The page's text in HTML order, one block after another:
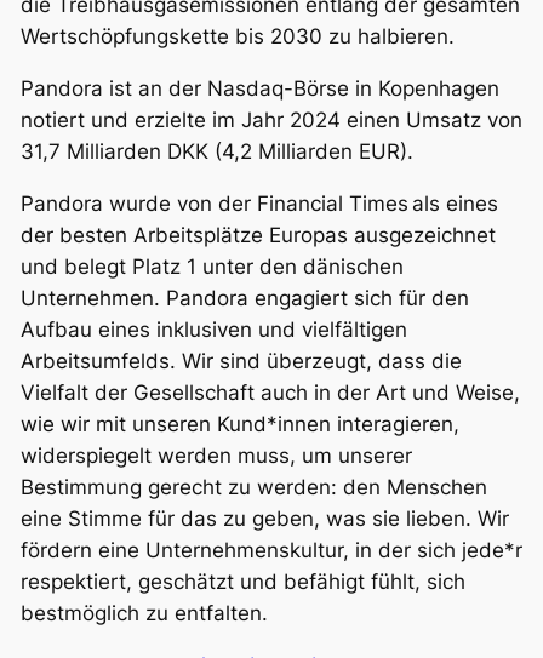
die Treibhausgasemissionen entlang der gesamten
Wertschöpfungskette bis 2030 zu halbieren.
Pandora ist an der Nasdaq-Börse in Kopenhagen
notiert und erzielte im Jahr 2024 einen Umsatz von
31,7 Milliarden DKK (4,2 Milliarden EUR).
Pandora wurde von der Financial Times als eines
der besten Arbeitsplätze Europas ausgezeichnet
und belegt Platz 1 unter den dänischen
Unternehmen. Pandora engagiert sich für den
Aufbau eines inklusiven und vielfältigen
Arbeitsumfelds. Wir sind überzeugt, dass die
Vielfalt der Gesellschaft auch in der Art und Weise,
wie wir mit unseren Kund*innen interagieren,
widerspiegelt werden muss, um unserer
Bestimmung gerecht zu werden: den Menschen
eine Stimme für das zu geben, was sie lieben. Wir
fördern eine Unternehmenskultur, in der sich jede*r
respektiert, geschätzt und befähigt fühlt, sich
bestmöglich zu entfalten.